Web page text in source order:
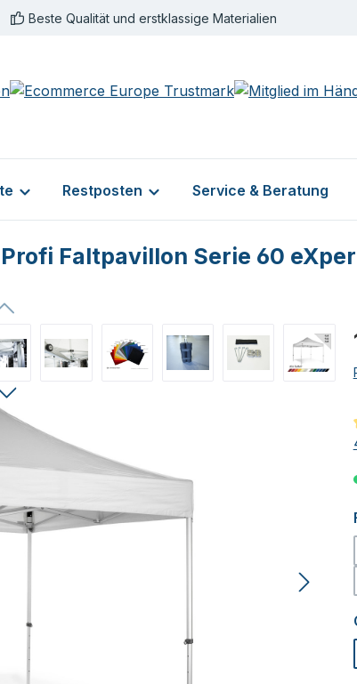
Beste Qualität und erstklassige Materialien
Restposten Service & Beratung
Faltpavillon Serie 60